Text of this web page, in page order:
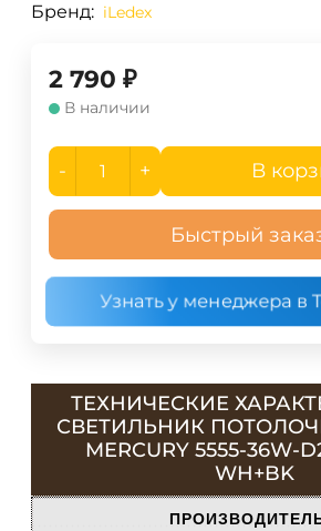
Бренд: iLedex
2 790 ₽
В наличии
- + В
Быстрый
Узнать у менеджера в
ТЕХНИЧЕСКИЕ
СВЕТИЛЬНИК
MERCURY 5555-36W-
WH+BK